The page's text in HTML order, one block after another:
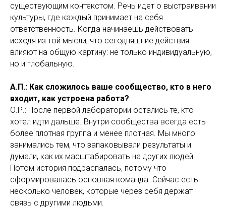
существующим контекстом. Речь идет о выстраивании
культуры, где каждый принимает на себя
ответственность. Когда начинаешь действовать
исходя из той мысли, что сегодняшние действия
влияют на общую картину: не только индивидуальную,
но и глобальную.
А.П.: Как сложилось ваше сообщество, кто в него
входит, как устроена работа?
О.Р.: После первой лаборатории остались те, кто
хотел идти дальше. Внутри сообщества всегда есть
более плотная группа и менее плотная. Мы много
занимались тем, что запаковывали результаты и
думали, как их масштабировать на других людей.
Потом история подраспалась, потому что
сформировалась основная команда. Сейчас есть
несколько человек, которые через себя держат
связь с другими людьми.